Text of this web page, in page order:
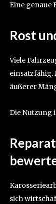
Eine genaue
Rost
Viele
einsatzfähig.
äußerer
Die Nutzung
sich